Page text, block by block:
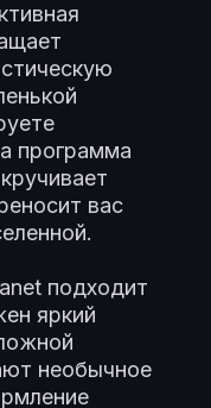
программа
вас
подходит
яркий
необычное